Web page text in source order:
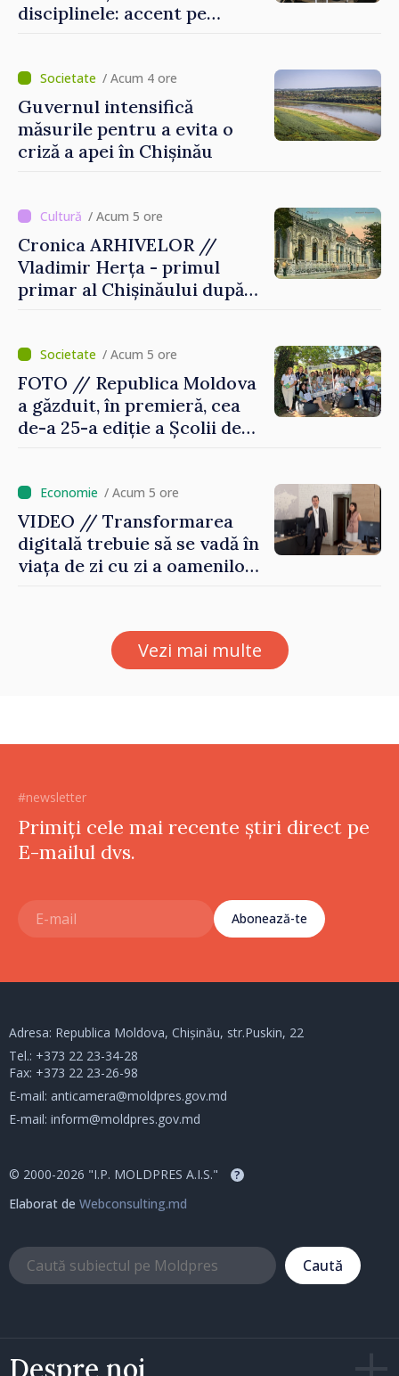
disciplinele: accent pe
situații reale/ Acum 4 ore
Guvernul intensifică
măsurile pentru a evita o
criză a apei în Chișinău
/ Acum 5 ore
Cronica ARHIVELOR //
Vladimir Herța - primul
primar al Chișinăului după
/ Acum 5 ore
FOTO // Republica Moldova
a găzduit, în premieră, cea
de-a 25-a ediție a Școlii de
/ Acum 5 ore
VIDEO // Transformarea
digitală trebuie să se vadă în
viața de zi cu zi a oamenilor
premierul Vasile Tofan, în
vizită la AGE
Vezi mai multe
#newsletter
Primiți cele mai recente știri direct pe
E-mailul dvs.
Abonează-te
Despre noi
Adresa: Republica Moldova, Chișinău, str.Puskin, 22
Tel.: +373 22 23-34-28
Fax: +373 22 23-26-98
E-mail: anticamera@moldpres.gov.md
E-mail: inform@moldpres.gov.md
© 2000-2026 "I.P. MOLDPRES A.I.S." ?
Elaborat de Webconsulting.md
Caută